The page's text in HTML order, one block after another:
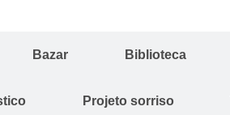
Bazar Biblioteca
Projeto sorriso